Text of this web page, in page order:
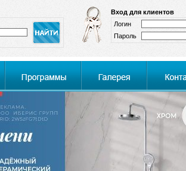
Вход для клиентов
Логин
Пароль